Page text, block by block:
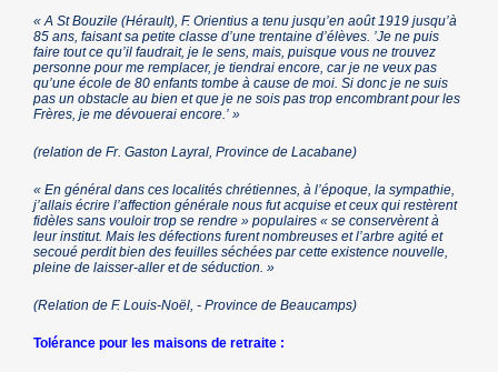
« A St Bouzile (Hérault), F. Orientius a tenu jusqu’en août 1919 jusqu’à
85 ans, faisant sa petite classe d’une trentaine d’élèves. ’Je ne puis
faire tout ce qu’il faudrait, je le sens, mais, puisque vous ne trouvez
personne pour me remplacer, je tiendrai encore, car je ne veux pas
qu’une école de 80 enfants tombe à cause de moi. Si donc je ne suis
pas un obstacle au bien et que je ne sois pas trop encombrant pour les
Frères, je me dévouerai encore.’ »
(relation de Fr. Gaston Layral, Province de Lacabane)
« En général dans ces localités chrétiennes, à l’époque, la sympathie,
j’allais écrire l’affection générale nous fut acquise et ceux qui restèrent
fidèles sans vouloir trop se rendre » populaires « se conservèrent à
leur institut. Mais les défections furent nombreuses et l’arbre agité et
secoué perdit bien des feuilles séchées par cette existence nouvelle,
pleine de laisser-aller et de séduction. »
(Relation de F. Louis-Noël, - Province de Beaucamps)
Tolérance pour les maisons de retraite :